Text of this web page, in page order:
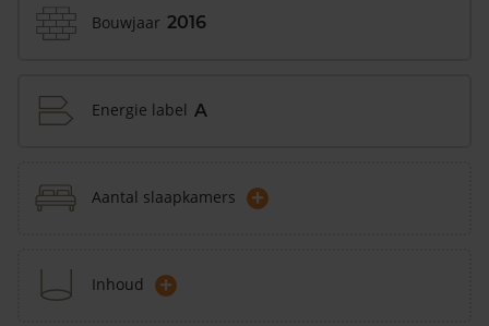
Bouwjaar 2016
Energie label A
Aantal slaapkamers +
Inhoud +